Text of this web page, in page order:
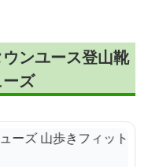
ンユース登山靴
ズ